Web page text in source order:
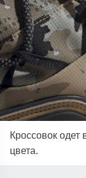
Кроссовок
цвета.